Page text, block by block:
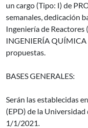
un cargo (Tipo: I) de
semanales, dedicación
Ingeniería de
INGENIERÍA QUÍMICA
propuestas.
BASES GENERALES:
Serán las establecidas
(EPD) de la
1/1/2021.